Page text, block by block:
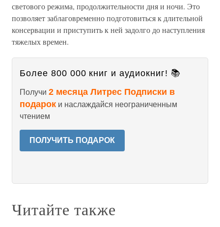
светового режима, продолжительности дня и ночи. Это
позволяет заблаговременно подготовиться к длительной
консервации и приступить к ней задолго до наступления
тяжелых времен.
Более 800 000 книг и аудиокниг! 📚
Получи 2 месяца Литрес Подписки в
подарок и наслаждайся неограниченным
чтением
ПОЛУЧИТЬ ПОДАРОК
Читайте также